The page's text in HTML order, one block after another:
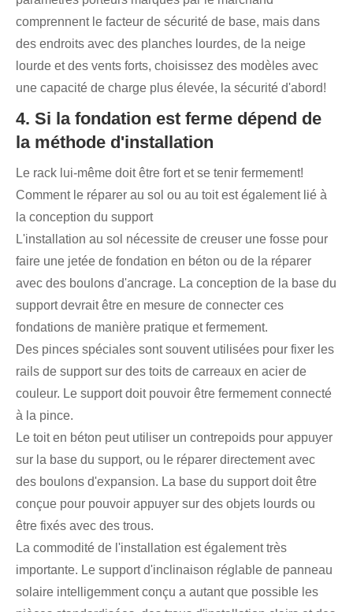
comprennent le facteur de sécurité de base, mais dans
des endroits avec des planches lourdes, de la neige
lourde et des vents forts, choisissez des modèles avec
une capacité de charge plus élevée, la sécurité d'abord!
4. Si la fondation est ferme dépend de
la méthode d'installation
Le rack lui-même doit être fort et se tenir fermement!
Comment le réparer au sol ou au toit est également lié à
la conception du support
L'installation au sol nécessite de creuser une fosse pour
faire une jetée de fondation en béton ou de la réparer
avec des boulons d'ancrage. La conception de la base du
support devrait être en mesure de connecter ces
fondations de manière pratique et fermement.
Des pinces spéciales sont souvent utilisées pour fixer les
rails de support sur des toits de carreaux en acier de
couleur. Le support doit pouvoir être fermement connecté
à la pince.
Le toit en béton peut utiliser un contrepoids pour appuyer
sur la base du support, ou le réparer directement avec
des boulons d'expansion. La base du support doit être
conçue pour pouvoir appuyer sur des objets lourds ou
être fixés avec des trous.
La commodité de l'installation est également très
importante. Le support d'inclinaison réglable de panneau
solaire intelligemment conçu a autant que possible les